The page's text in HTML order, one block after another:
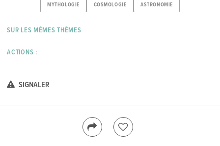
MYTHOLOGIE COSMOLOGIE ASTRONOMIE
SUR LES MÊMES THÈMES
ACTIONS :
SIGNALER